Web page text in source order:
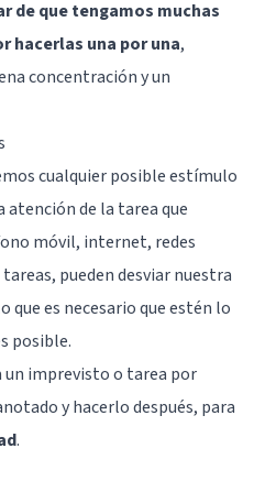
de que tengamos muchas
hacerlas una por una,
concentración y un
cualquier posible estímulo
atención de la tarea que
móvil, internet, redes
pueden desviar nuestra
es necesario que estén lo
posible.
un imprevisto o tarea por
y hacerlo después, para
.